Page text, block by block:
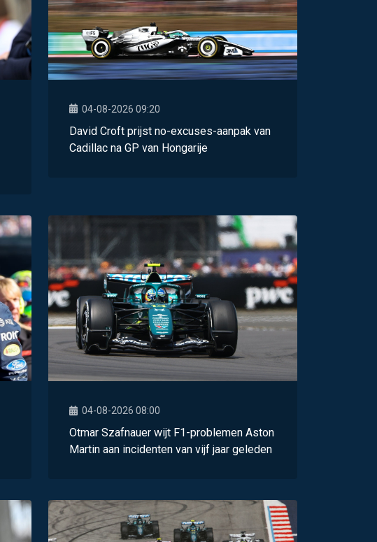
04-08-2026 09:20
David Croft prijst no-excuses-aanpak van
Cadillac na GP van Hongarije
04-08-2026 08:00
Otmar Szafnauer wijt F1-problemen Aston
Martin aan incidenten van vijf jaar geleden